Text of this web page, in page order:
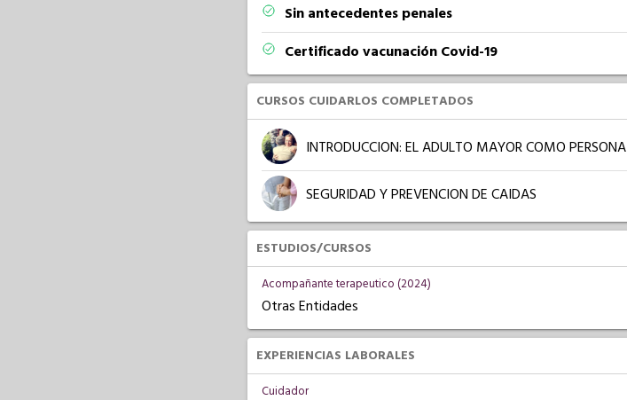
Sin antecedentes penales
Certificado vacunación Covid-19
CURSOS CUIDARLOS COMPLETADOS
INTRODUCCION: EL ADULTO MAYOR COMO PERSONA
SEGURIDAD Y PREVENCION DE CAIDAS
ESTUDIOS/CURSOS
Acompañante terapeutico (2024)
Otras Entidades
EXPERIENCIAS LABORALES
Cuidador